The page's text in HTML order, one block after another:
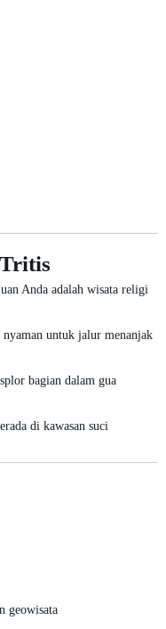
Anda adalah wisata religi
nyaman untuk jalur menanjak
bagian dalam gua
di kawasan suci
geowisata